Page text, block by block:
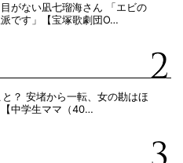
がない凪七瑠海さん 「エビの
です」【宝塚歌劇団O…
？ 安堵から一転、女の勘はほ
中学生ママ（40…